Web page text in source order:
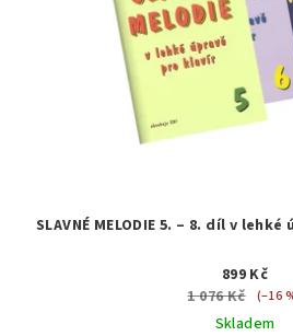
SLAVNÉ MELODIE 5. – 8. díl v
899 Kč
1 076 Kč
(–16
Skladem